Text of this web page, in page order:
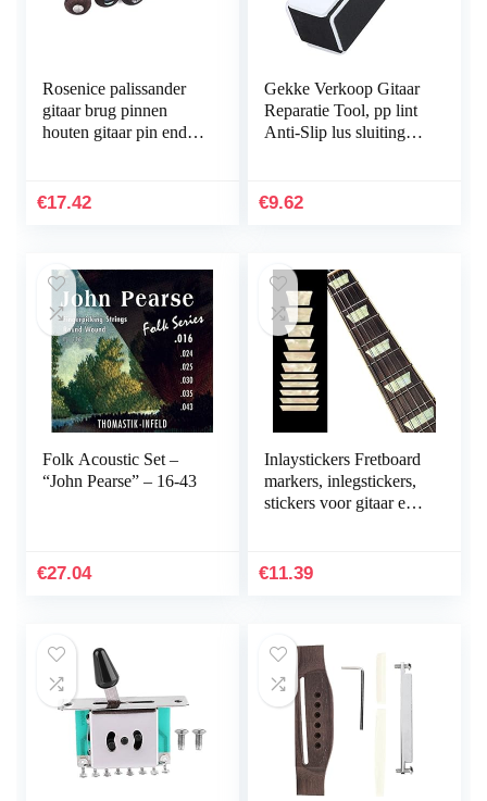
Rosenice palissander
gitaar brug pinnen
houten gitaar pin end
Rosenice
€17.42
Gekke Verkoop Gitaar
Reparatie Tool, pp lint
Anti-Slip lus sluiting
elektrische gitaar bas
€9.62
Folk Acoustic Set –
“John Pearse” – 16-43
€27.04
Inlaystickers Fretboard
markers, inlegstickers,
stickers voor gitaar en
Pearl
€11.39